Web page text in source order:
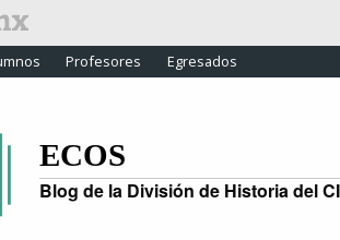
Profesores Egresados
ECOS
Blog de la División de Historia del